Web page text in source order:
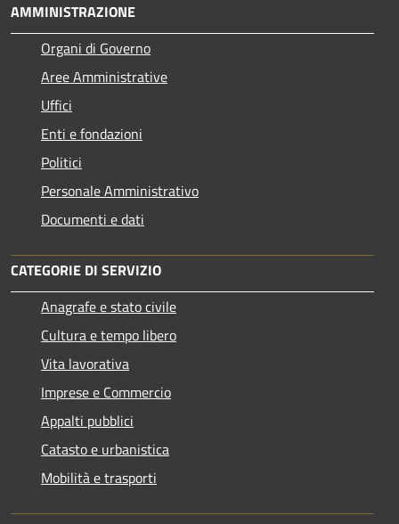
AMMINISTRAZIONE
Organi di Governo
Aree Amministrative
Uffici
Enti e fondazioni
Politici
Personale Amministrativo
Documenti e dati
CATEGORIE DI SERVIZIO
Anagrafe e stato civile
Cultura e tempo libero
Vita lavorativa
Imprese e Commercio
Appalti pubblici
Catasto e urbanistica
Mobilità e trasporti